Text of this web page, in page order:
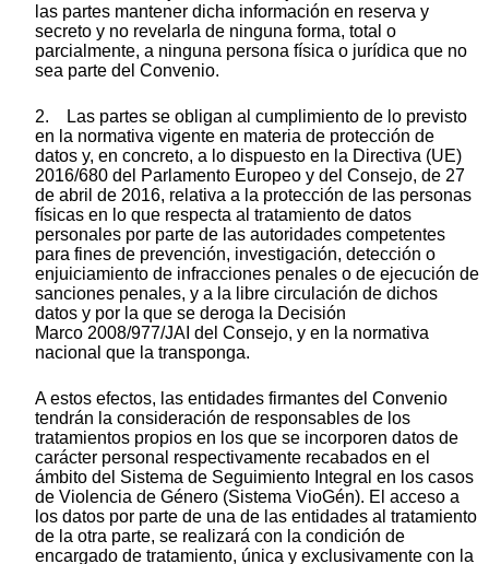
las partes mantener dicha información en reserva y
secreto y no revelarla de ninguna forma, total o
parcialmente, a ninguna persona física o jurídica que no
sea parte del Convenio.
2. Las partes se obligan al cumplimiento de lo previsto
en la normativa vigente en materia de protección de
datos y, en concreto, a lo dispuesto en la Directiva (UE)
2016/680 del Parlamento Europeo y del Consejo, de 27
de abril de 2016, relativa a la protección de las personas
físicas en lo que respecta al tratamiento de datos
personales por parte de las autoridades competentes
para fines de prevención, investigación, detección o
enjuiciamiento de infracciones penales o de ejecución de
sanciones penales, y a la libre circulación de dichos
datos y por la que se deroga la Decisión
Marco 2008/977/JAI del Consejo, y en la normativa
nacional que la transponga.
A estos efectos, las entidades firmantes del Convenio
tendrán la consideración de responsables de los
tratamientos propios en los que se incorporen datos de
carácter personal respectivamente recabados en el
ámbito del Sistema de Seguimiento Integral en los casos
de Violencia de Género (Sistema VioGén). El acceso a
los datos por parte de una de las entidades al tratamiento
de la otra parte, se realizará con la condición de
encargado de tratamiento, única y exclusivamente con la